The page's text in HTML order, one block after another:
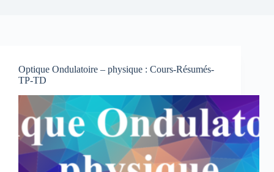
Optique Ondulatoire – physique : Cours-Résumés-
TP-TD